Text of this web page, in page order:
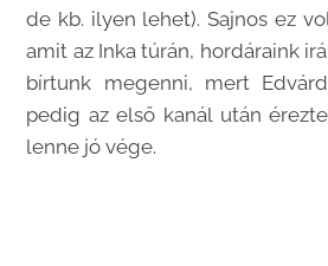
de kb. ilyen lehet). Sajnos ez
amit az Inka túrán, hordáraink
bírtunk megenni, mert
pedig az első kanál után
lenne jó vége.